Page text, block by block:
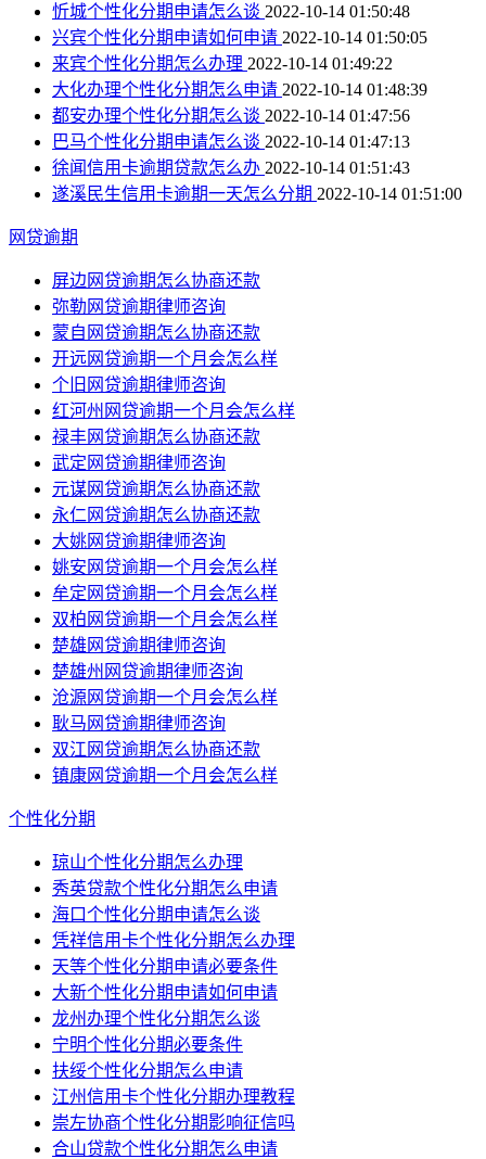
忻城个性化分期申请怎么谈 2022-10-14 01:50:48
兴宾个性化分期申请如何申请 2022-10-14 01:50:05
来宾个性化分期怎么办理 2022-10-14 01:49:22
大化办理个性化分期怎么申请 2022-10-14 01:48:39
都安办理个性化分期怎么谈 2022-10-14 01:47:56
巴马个性化分期申请怎么谈 2022-10-14 01:47:13
徐闻信用卡逾期贷款怎么办 2022-10-14 01:51:43
遂溪民生信用卡逾期一天怎么分期 2022-10-14 01:51:00
网贷逾期
屏边网贷逾期怎么协商还款
弥勒网贷逾期律师咨询
蒙自网贷逾期怎么协商还款
开远网贷逾期一个月会怎么样
个旧网贷逾期律师咨询
红河州网贷逾期一个月会怎么样
禄丰网贷逾期怎么协商还款
武定网贷逾期律师咨询
元谋网贷逾期怎么协商还款
永仁网贷逾期怎么协商还款
大姚网贷逾期律师咨询
姚安网贷逾期一个月会怎么样
牟定网贷逾期一个月会怎么样
双柏网贷逾期一个月会怎么样
楚雄网贷逾期律师咨询
楚雄州网贷逾期律师咨询
沧源网贷逾期一个月会怎么样
耿马网贷逾期律师咨询
双江网贷逾期怎么协商还款
镇康网贷逾期一个月会怎么样
个性化分期
琼山个性化分期怎么办理
秀英贷款个性化分期怎么申请
海口个性化分期申请怎么谈
凭祥信用卡个性化分期怎么办理
天等个性化分期申请必要条件
大新个性化分期申请如何申请
龙州办理个性化分期怎么谈
宁明个性化分期必要条件
扶绥个性化分期怎么申请
江州信用卡个性化分期办理教程
崇左协商个性化分期影响征信吗
合山贷款个性化分期怎么申请